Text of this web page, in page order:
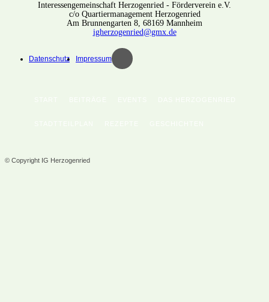
Interessengemeinschaft Herzogenried - Förderverein e.V.
c/o Quartiermanagement Herzogenried
Am Brunnengarten 8, 68169 Mannheim
igherzogenried@gmx.de
Datenschutz Impressum
© Copyright IG Herzogenried